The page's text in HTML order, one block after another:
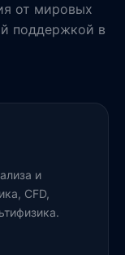
от мировых
поддержкой в
и
CFD,